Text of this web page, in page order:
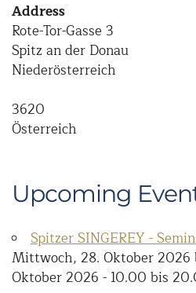
Address
Rote-Tor-Gasse 3
Spitz an der Donau
Niederösterreich
3620
Österreich
Upcoming
Spitzer SINGEREY -
Mittwoch, 28. Oktober 2026
Oktober 2026 - 10.00 bis